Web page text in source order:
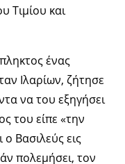
Τιμίου και
ένας
Ιλαρίων, ζήτησε
να του εξηγήσει
του είπε «την
Βασιλεύς εις
πολεμήσει, τον